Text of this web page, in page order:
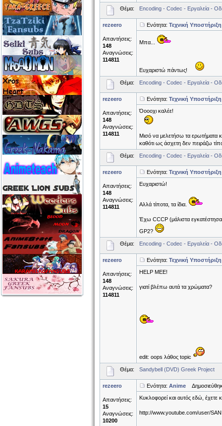
Θέμα: Encoding - Codec - Εργαλεία -
rezeero
Απαντήσεις:
148
Αναγνώσεις:
114811
Ενότητα: Τεχνική Υποστήριξη
Μπα...
Ευχαριστώ πάντως!
Θέμα: Encoding - Codec - Εργαλεία -
rezeero
Απαντήσεις:
148
Αναγνώσεις:
114811
Ενότητα: Τεχνική Υποστήριξη
Όοοοχι καλέε!
Μισό να μελετήσω τα ερωτήματα
καθότι ως άσχετη δεν πειράζω
Θέμα: Encoding - Codec - Εργαλεία -
rezeero
Απαντήσεις:
148
Αναγνώσεις:
114811
Ενότητα: Τεχνική Υποστήριξη
Eυχαριστώ!
Αλλά τίποτα, τα ίδια.
Έχω CCCP (μάλιστα
GP2?
Θέμα: Encoding - Codec - Εργαλεία -
rezeero
Απαντήσεις:
148
Αναγνώσεις:
114811
Ενότητα: Τεχνική Υποστήριξη
HELP MEE!
γιατί βλέπω αυτά τα χρώματα?
edit: oops λάθος topic
Θέμα: Sandybell (DVD) Greek Project
rezeero
Απαντήσεις:
15
Αναγνώσεις:
10200
Ενότητα: Anime
Kυκλοφορεί και αυτός εδώ, έχετε
http://www.youtube.com/user/